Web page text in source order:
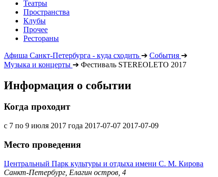
Театры
Пространства
Клубы
Прочее
Рестораны
Афиша Санкт-Петербурга - куда сходить ➔ События ➔
Музыка и концерты ➔ Фестиваль STEREOLETO 2017
Информация о событии
Когда проходит
с 7 по 9 июля 2017 года 2017-07-07 2017-07-09
Место проведения
Центральный Парк культуры и отдыха имени С. М. Кирова
Санкт-Петербург, Елагин остров, 4